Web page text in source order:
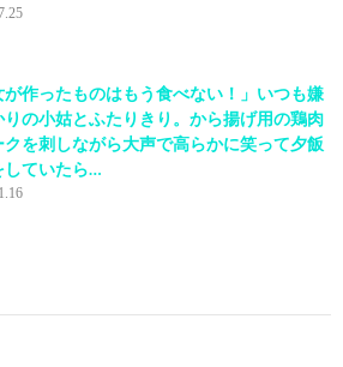
が作ったものはもう食べない！」いつも嫌
りの小姑とふたりきり。から揚げ用の鶏肉
クを刺しながら大声で高らかに笑って夕飯
していたら…